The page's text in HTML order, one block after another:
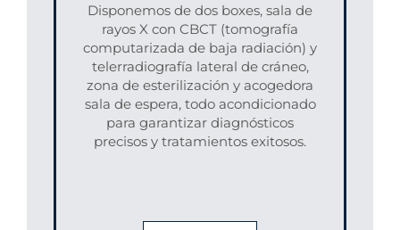
Disponemos de dos boxes, sala de
rayos X con CBCT (tomografía
computarizada de baja radiación) y
telerradiografía lateral de cráneo,
zona de esterilización y acogedora
sala de espera, todo acondicionado
para garantizar diagnósticos
precisos y tratamientos exitosos.